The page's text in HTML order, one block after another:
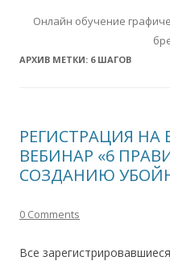
Онлайн обучение
АРХИВ МЕТКИ: 6 ШАГОВ
РЕГИСТРАЦИЯ НА
ВЕБИНАР «6
СОЗДАНИЮ
0 Comments
Все